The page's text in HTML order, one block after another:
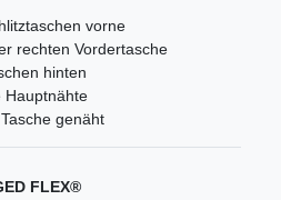
vorne
rechten Vordertasche
hinten
Hauptnähte
genäht
FLEX®